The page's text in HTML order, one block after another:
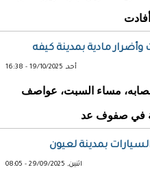
مادية بمدينة كيفه
أحد, 19/10/2025 - 16:38
مساء السبت، عواصف
في صفوف عد
بمدينة لعيون
اثنين, 29/09/2025 - 08:05